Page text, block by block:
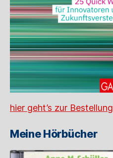
hier geht’s zur Bestellung
Meine Hörbücher